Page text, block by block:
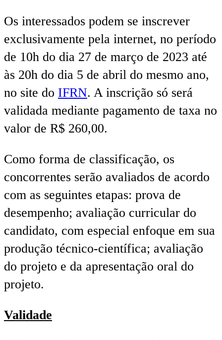
Os interessados podem se inscrever
exclusivamente pela internet, no período
de 10h do dia 27 de março de 2023 até
às 20h do dia 5 de abril do mesmo ano,
no site do IFRN. A inscrição só será
validada mediante pagamento de taxa no
valor de R$ 260,00.
Como forma de classificação, os
concorrentes serão avaliados de acordo
com as seguintes etapas: prova de
desempenho; avaliação curricular do
candidato, com especial enfoque em sua
produção técnico-científica; avaliação
do projeto e da apresentação oral do
projeto.
Validade